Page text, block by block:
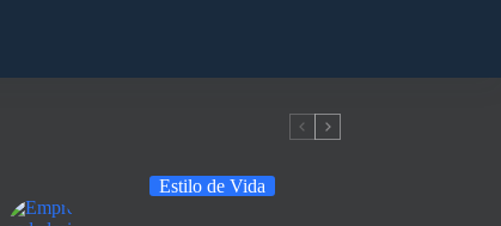
Estilo de Vida